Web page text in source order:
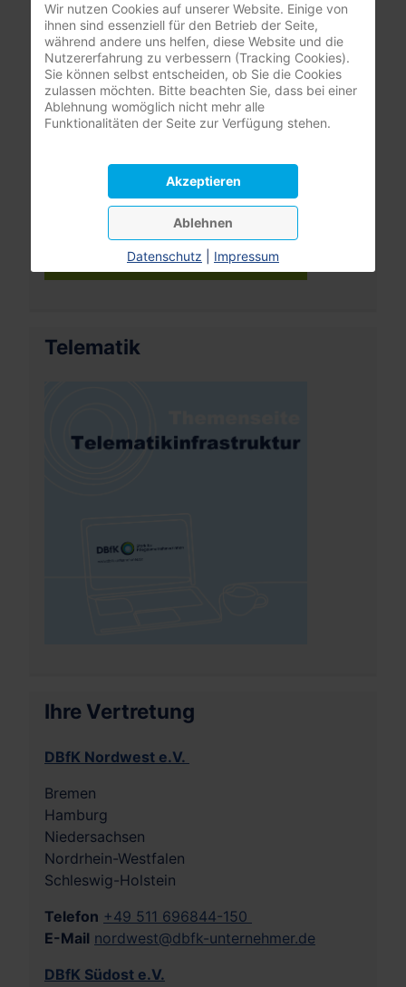
Telematik
Ihre Vertretung
DBfK Nordwest e.V.
Bremen
Hamburg
Niedersachsen
Nordrhein-Westfalen
Schleswig-Holstein
Telefon +49 511 696844-150
E-Mail nordwest@dbfk-unternehmer.de
DBfK Südost e.V.
Wir nutzen Cookies auf unserer Website. Einige von
ihnen sind essenziell für den Betrieb der Seite,
während andere uns helfen, diese Website und die
Nutzererfahrung zu verbessern (Tracking Cookies).
Sie können selbst entscheiden, ob Sie die Cookies
zulassen möchten. Bitte beachten Sie, dass bei einer
Ablehnung womöglich nicht mehr alle
Funktionalitäten der Seite zur Verfügung stehen.
Akzeptieren
Ablehnen
Datenschutz Impressum